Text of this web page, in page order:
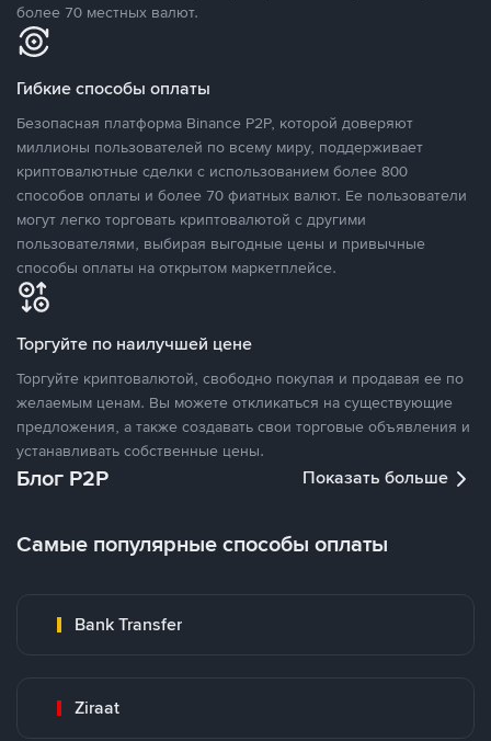
более 70 местных валют.
Гибкие способы оплаты
Безопасная платформа Binance P2P, которой доверяют
миллионы пользователей по всему миру, поддерживает
криптовалютные сделки с использованием более 800
способов оплаты и более 70 фиатных валют. Ее пользователи
могут легко торговать криптовалютой с другими
пользователями, выбирая выгодные цены и привычные
способы оплаты на открытом маркетплейсе.
Торгуйте по наилучшей цене
Торгуйте криптовалютой, свободно покупая и продавая ее по
желаемым ценам. Вы можете откликаться на существующие
предложения, а также создавать свои торговые объявления и
устанавливать собственные цены.
Блог P2P Показать больше
Самые популярные способы оплаты
Bank Transfer
Ziraat